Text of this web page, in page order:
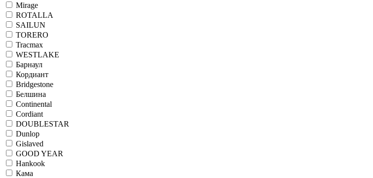
Mirage
ROTALLA
SAILUN
TORERO
Tracmax
WESTLAKE
Барнаул
Кордиант
Bridgestone
Белшина
Continental
Cordiant
DOUBLESTAR
Dunlop
Gislaved
GOOD YEAR
Hankook
Кама